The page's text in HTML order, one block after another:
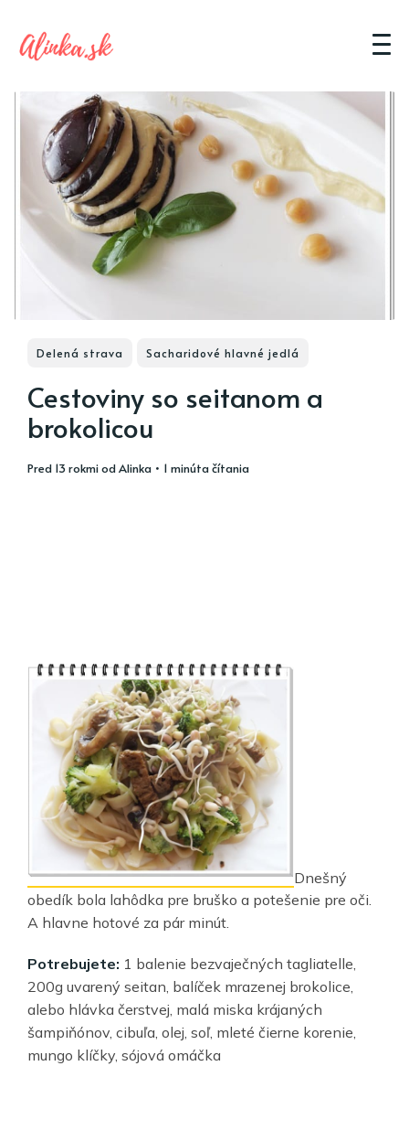
Delená strava Sacharidové hlavné jedlá
Cestoviny so seitanom a
brokolicou
pred 13 rokmiodAlinka • 1 minúta čítania
Dnešný
obedík bola lahôdka pre bruško a potešenie pre oči.
A hlavne hotové za pár minút.
Potrebujete: 1 balenie bezvaječných tagliatelle,
200g uvarený seitan, balíček mrazenej brokolice,
alebo hlávka čerstvej, malá miska krájaných
šampiňónov, cibuľa, olej, soľ, mleté čierne korenie,
mungo klíčky, sójová omáčka